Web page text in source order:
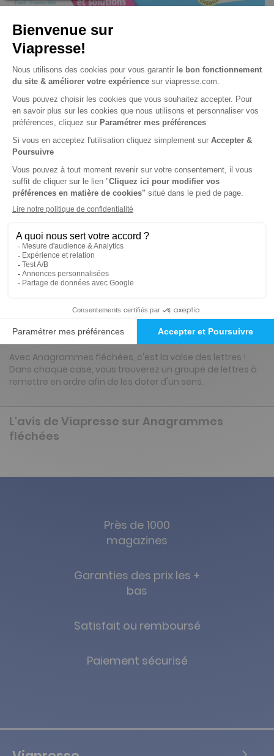
Papier
Je choisis une durée
-24%
Abonnement 1 an
6 n° • Papier
27€20
Tarif France métropolitaine
Renouvellement à date d’anniversaire
Présentation du magazine Anagrammes
Avec Anagrammes fléchées, c'est la valse des lettres !
Dans chaque case, vous trouverez un groupe de lettres à
remettre en ordre afin de les doter d'un sens.
L'avis de Viapresse sur Anagrammes
fléchées
Près de 1000
magazines
Garanties des prix les +
bas
Satisfait ou remboursé
Paiement sécurisé